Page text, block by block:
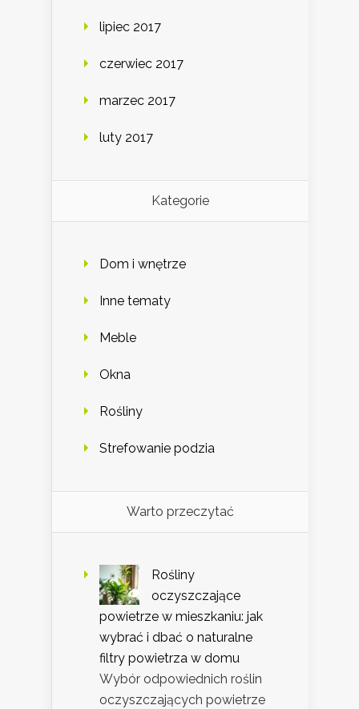
lipiec 2017
czerwiec 2017
marzec 2017
luty 2017
Kategorie
Dom i wnętrze
Inne tematy
Meble
Okna
Rośliny
Strefowanie podzia
Warto przeczytać
Rośliny
oczyszczające
powietrze w mieszkaniu: jak
wybrać i dbać o naturalne
filtry powietrza w domu
Wybór odpowiednich roślin
oczyszczających powietrze